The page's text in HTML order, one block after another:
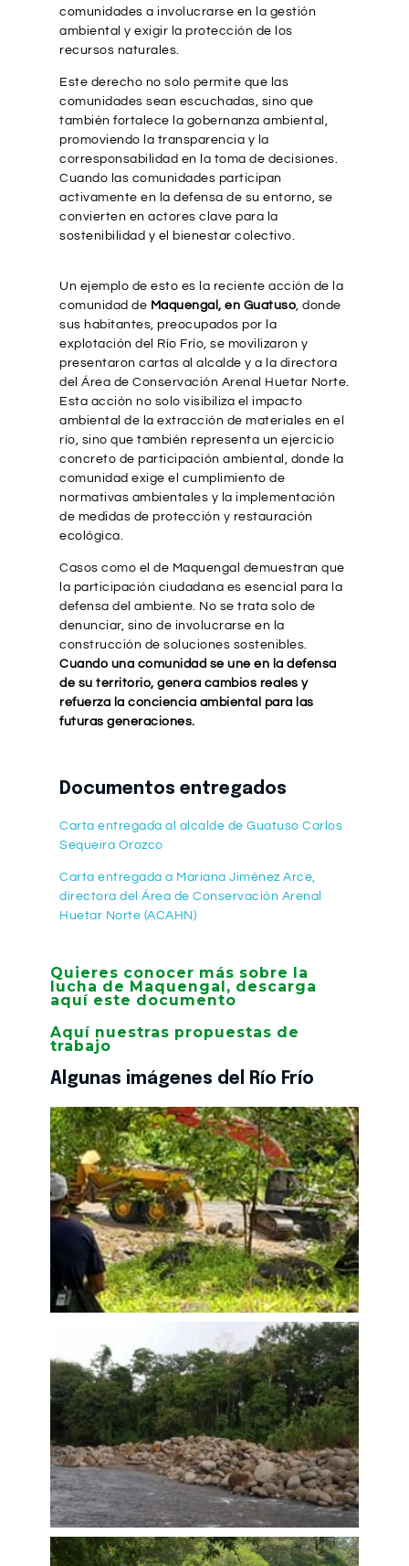
comunidades a involucrarse en la gestión
ambiental y exigir la protección de los
recursos naturales.
Este derecho no solo permite que las
comunidades sean escuchadas, sino que
también fortalece la gobernanza ambiental,
promoviendo la transparencia y la
corresponsabilidad en la toma de decisiones.
Cuando las comunidades participan
activamente en la defensa de su entorno, se
convierten en actores clave para la
sostenibilidad y el bienestar colectivo.
Un ejemplo de esto es la reciente acción de la
comunidad de Maquengal, en Guatuso , donde
sus habitantes, preocupados por la
explotación del Río Frío, se movilizaron y
presentaron cartas al alcalde y a la directora
del Área de Conservación Arenal Huetar Norte.
Esta acción no solo visibiliza el impacto
ambiental de la extracción de materiales en el
río, sino que también representa un ejercicio
concreto de participación ambiental, donde la
comunidad exige el cumplimiento de
normativas ambientales y la implementación
de medidas de protección y restauración
ecológica.
Casos como el de Maquengal demuestran que
la participación ciudadana es esencial para la
defensa del ambiente. No se trata solo de
denunciar, sino de involucrarse en la
construcción de soluciones sostenibles.
Cuando una comunidad se une en la defensa
de su territorio, genera cambios reales y
refuerza la conciencia ambiental para las
futuras generaciones.
Documentos entregados
Carta entregada al alcalde de Guatuso Carlos
Sequeira Orozco
Carta entregada a Mariana Jiménez Arce,
directora del Área de Conservación Arenal
Huetar Norte (ACAHN)
Quieres conocer más sobre la
lucha de Maquengal, descarga
aquí este documento
Aquí nuestras propuestas de
trabajo
Algunas imágenes del Río Frío